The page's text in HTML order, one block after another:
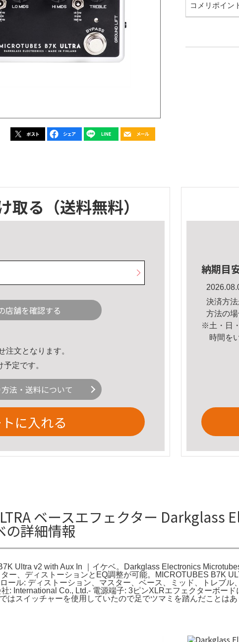
コメリポイン
取る （送料無料）
店舗を確認する
注文となります。
定です。
法・送料について
に入れる
納期目
決済方
方法の
※土・日
時間を
ベースエフェクター
の詳細情報
Ultra v2 with Aux In ｜イケベ。Darkglass Electronics
ー、ディストーションとEQ調整が可能。MICROTUBES B7K
ール: ディストーション、マスター、ベース、ミッド、トレブ
: International Co., Ltd.- 電源端子: 3ピンXLRエフェクターボー
はスイッチャーを使用していたので足でツマミを踏んだことは